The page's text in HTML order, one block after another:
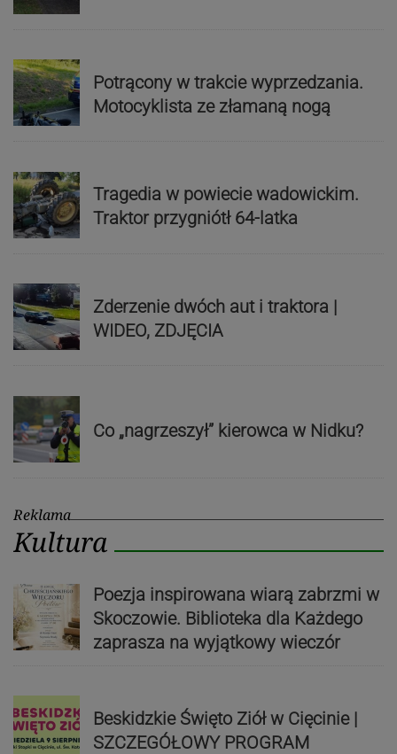
Potrącony w trakcie wyprzedzania.
Motocyklista ze złamaną nogą
Tragedia w powiecie wadowickim.
Traktor przygniótł 64-latka
Zderzenie dwóch aut i traktora |
WIDEO, ZDJĘCIA
Co „nagrzeszył” kierowca w Nidku?
Reklama
Kultura
Poezja inspirowana wiarą zabrzmi w
Skoczowie. Biblioteka dla Każdego
zaprasza na wyjątkowy wieczór
Beskidzkie Święto Ziół w Cięcinie |
SZCZEGÓŁOWY PROGRAM